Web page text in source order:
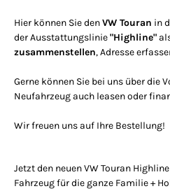
Hier können Sie denVW Touran in
der Ausstattungslinie"Highline"
zusammenstellen, Adresse
Gerne können Sie bei uns über die
Neufahrzeug auch leasen oder
Wir freuen uns auf Ihre Bestellung!
Jetzt den neuen VW Touran
Fahrzeug für die ganze Familie +